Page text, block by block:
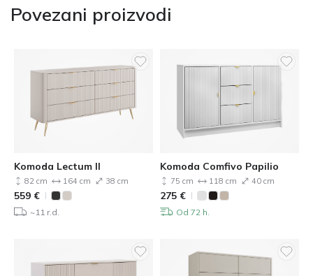
Povezani proizvodi
Komoda Lectum II
82 cm 164 cm 38 cm
559 €
~11 r.d.
Komoda Comfivo Papilio
75 cm 118 cm 40 cm
275 €
Od 72 h.